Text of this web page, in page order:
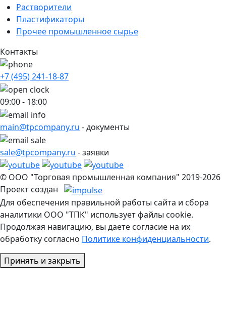
Растворители
Пластификаторы
Прочее промышленное сырье
Контакты
+7 (495) 241-18-87
09:00 - 18:00
main@tpcompany.ru - документы
sale@tpcompany.ru - заявки
© ООО "Торговая промышленная компания" 2019-2026
Проект создан
Для обеспечения правильной работы сайта и сбора
аналитики ООО "ТПК" использует файлы cookie.
Продолжая навигацию, вы даете согласие на их
обработку согласно Политике конфиденциальности.
Принять и закрыть